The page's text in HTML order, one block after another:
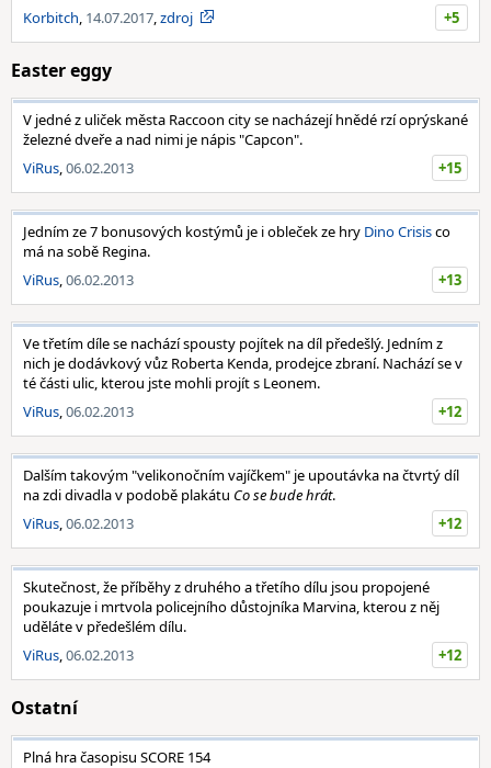
Korbitch, 14.07.2017,zdroj +5
Easter eggy
V jedné z uliček města Raccoon city se nacházejí hnědé rzí oprýskané
železné dveře a nad nimi je nápis "Capcon".
ViRus,06.02.2013 +15
Jedním ze 7 bonusových kostýmů je i obleček ze hry Dino Crisisco
má na sobě Regina.
ViRus,06.02.2013 +13
Ve třetím díle se nachází spousty pojítek na díl předešlý. Jedním z
nich je dodávkový vůz Roberta Kenda, prodejce zbraní. Nachází se v
té části ulic, kterou jste mohli projít s Leonem.
ViRus,06.02.2013 +12
Dalším takovým "velikonočním vajíčkem" je upoutávka na čtvrtý díl
na zdi divadla v podobě plakátu Co se bude hrát.
ViRus,06.02.2013 +12
Skutečnost, že příběhy z druhého a třetího dílu jsou propojené
poukazuje i mrtvola policejního důstojníka Marvina, kterou z něj
uděláte v předešlém dílu.
ViRus,06.02.2013 +12
Ostatní
Plná hra časopisu SCORE 154